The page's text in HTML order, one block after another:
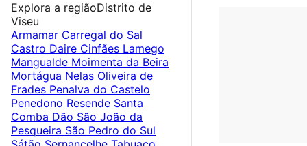
Explora a regiãoDistrito de
Viseu
Armamar Carregal do Sal
Castro Daire Cinfães Lamego
Mangualde Moimenta da Beira
Mortágua Nelas Oliveira de
Frades Penalva do Castelo
Penedono Resende Santa
Comba Dão São João da
Pesqueira São Pedro do Sul